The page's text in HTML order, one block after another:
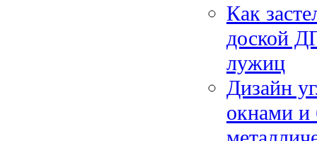
Как
доской
лужиц
Дизайн
окнами и